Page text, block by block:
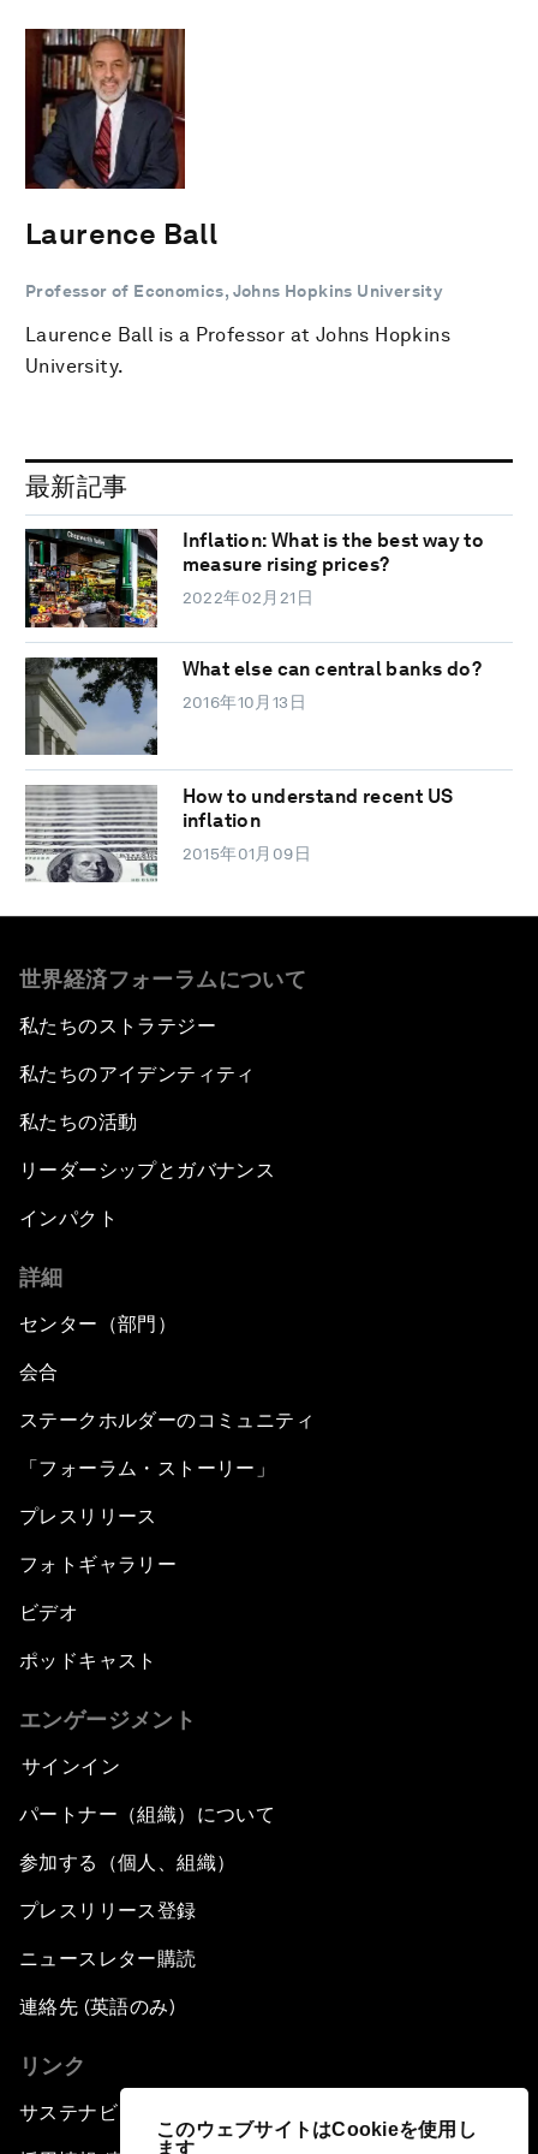
このウェブサイトはCookieを使用し
ます
Laurence Ball
Professor of Economics, Johns Hopkins University
Laurence Ball is a Professor at Johns Hopkins
University.
最新記事
Inflation: What is the best way to
measure rising prices?
2022年02月21日
What else can central banks do?
2016年10月13日
How to understand recent US
inflation
2015年01月09日
世界経済フォーラムについて
私たちのストラテジー
私たちのアイデンティティ
私たちの活動
リーダーシップとガバナンス
インパクト
詳細
センター（部門）
会合
ステークホルダーのコミュニティ
「フォーラム・ストーリー」
プレスリリース
フォトギャラリー
ビデオ
ポッドキャスト
エンゲージメント
サインイン
パートナー（組織）について
参加する（個人、組織）
プレスリリース登録
ニュースレター購読
連絡先 (英語のみ)
リンク
サステナビリティへの取り組み